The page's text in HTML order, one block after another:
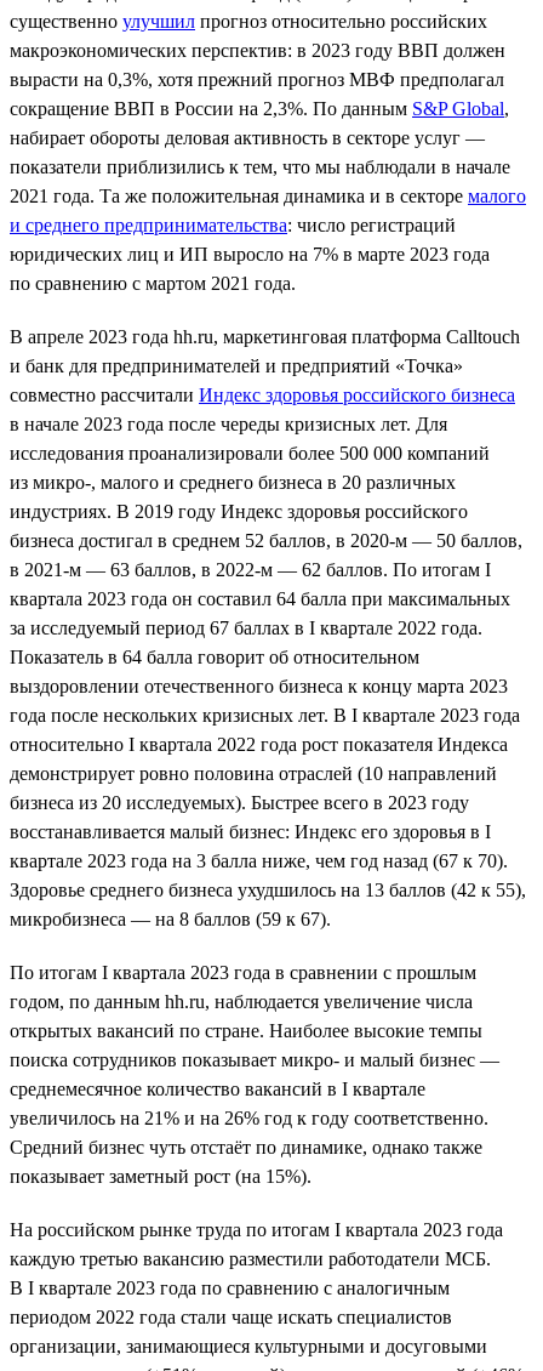
существенно улучшил прогноз относительно российских
макроэкономических перспектив: в 2023 году ВВП должен
вырасти на 0,3%, хотя прежний прогноз МВФ предполагал
сокращение ВВП в России на 2,3%. По данным S&P Global,
набирает обороты деловая активность в секторе услуг —
показатели приблизились к тем, что мы наблюдали в начале
2021 года. Та же положительная динамика и в секторе малого
и среднего предпринимательства: число регистраций
юридических лиц и ИП выросло на 7% в марте 2023 года
по сравнению с мартом 2021 года.
В апреле 2023 года hh.ru, маркетинговая платформа Calltouch
и банк для предпринимателей и предприятий «Точка»
совместно рассчитали Индекс здоровья российского бизнеса
в начале 2023 года после череды кризисных лет. Для
исследования проанализировали более 500 000 компаний
из микро-, малого и среднего бизнеса в 20 различных
индустриях. В 2019 году Индекс здоровья российского
бизнеса достигал в среднем 52 баллов, в 2020-м — 50 баллов,
в 2021-м — 63 баллов, в 2022-м — 62 баллов. По итогам I
квартала 2023 года он составил 64 балла при максимальных
за исследуемый период 67 баллах в I квартале 2022 года.
Показатель в 64 балла говорит об относительном
выздоровлении отечественного бизнеса к концу марта 2023
года после нескольких кризисных лет. В I квартале 2023 года
относительно I квартала 2022 года рост показателя Индекса
демонстрирует ровно половина отраслей (10 направлений
бизнеса из 20 исследуемых). Быстрее всего в 2023 году
восстанавливается малый бизнес: Индекс его здоровья в I
квартале 2023 года на 3 балла ниже, чем год назад (67 к 70).
Здоровье среднего бизнеса ухудшилось на 13 баллов (42 к 55),
микробизнеса — на 8 баллов (59 к 67).
По итогам I квартала 2023 года в сравнении с прошлым
годом, по данным hh.ru, наблюдается увеличение числа
открытых вакансий по стране. Наиболее высокие темпы
поиска сотрудников показывает микро- и малый бизнес —
среднемесячное количество вакансий в I квартале
увеличилось на 21% и на 26% год к году соответственно.
Средний бизнес чуть отстаёт по динамике, однако также
показывает заметный рост (на 15%).
На российском рынке труда по итогам I квартала 2023 года
каждую третью вакансию разместили работодатели МСБ.
В I квартале 2023 года по сравнению с аналогичным
периодом 2022 года стали чаще искать специалистов
организации, занимающиеся культурными и досуговыми